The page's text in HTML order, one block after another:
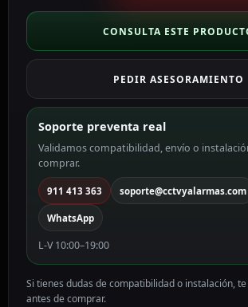
DC
BOOT-
5521-
cantidad
CONSULTA ESTE
PEDIR ASESORAMIENTO
Soporte preventa real
Validamos compatibilidad, envío o
comprar.
911 413 363 soporte@cctvyalarmas.com
WhatsApp
L-V 10:00–19:00
Si tienes dudas de compatibilidad o instalación,
antes de comprar.